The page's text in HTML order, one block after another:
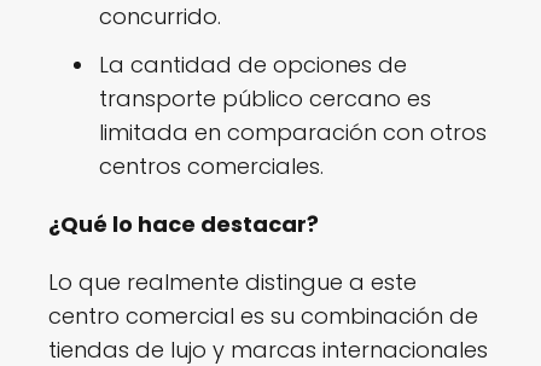
concurrido.
La cantidad de opciones de
transporte público cercano es
limitada en comparación con otros
centros comerciales.
¿Qué lo hace destacar?
Lo que realmente distingue a este
centro comercial es su combinación de
tiendas de lujo y marcas internacionales